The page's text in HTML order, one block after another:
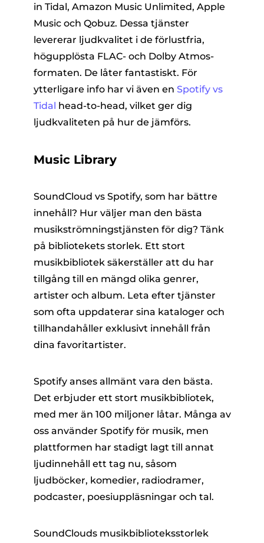
in Tidal, Amazon Music Unlimited, Apple
Music och Qobuz. Dessa tjänster
levererar ljudkvalitet i de förlustfria,
högupplösta FLAC- och Dolby Atmos-
formaten. De låter fantastiskt. För
ytterligare info har vi även en Spotify vs
Tidal head-to-head, vilket ger dig
ljudkvaliteten på hur de jämförs.
Music Library
SoundCloud vs Spotify, som har bättre
innehåll? Hur väljer man den bästa
musikströmningstjänsten för dig? Tänk
på bibliotekets storlek. Ett stort
musikbibliotek säkerställer att du har
tillgång till en mängd olika genrer,
artister och album. Leta efter tjänster
som ofta uppdaterar sina kataloger och
tillhandahåller exklusivt innehåll från
dina favoritartister.
Spotify anses allmänt vara den bästa.
Det erbjuder ett stort musikbibliotek,
med mer än 100 miljoner låtar. Många av
oss använder Spotify för musik, men
plattformen har stadigt lagt till annat
ljudinnehåll ett tag nu, såsom
ljudböcker, komedier, radiodramer,
podcaster, poesiuppläsningar och tal.
SoundClouds musikbiblioteksstorlek